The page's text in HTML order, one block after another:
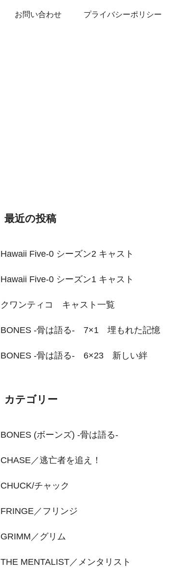
お問い合わせ プライバシーポリシー
最近の投稿
Hawaii Five-0 シーズン2 キャスト
Hawaii Five-0 シーズン1 キャスト
クワンティコ キャスト一覧
BONES -骨は語る- 7×1 埋もれた記憶
BONES -骨は語る- 6×23 新しい絆
カテゴリー
BONES (ボーンズ) -骨は語る-
CHASE／逃亡者を追え！
CHUCK/チャック
FRINGE／フリンジ
GRIMM／グリム
THE MENTALIST／メンタリスト